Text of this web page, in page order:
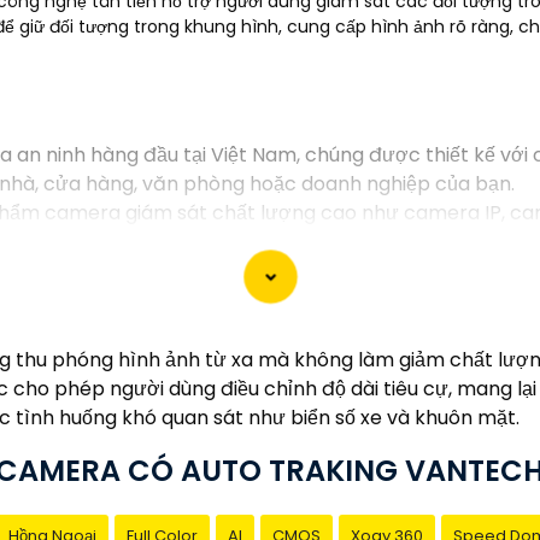
giữ đối tượng trong khung hình, cung cấp hình ảnh rõ ràng,
ninh hàng đầu tại Việt Nam, chúng được thiết kế với
cửa hàng, văn phòng hoặc doanh nghiệp của bạn.
camera giám sát chất lượng cao như camera IP,
dịch vụ tốt và hỗ trợ khách hàng chu đáo. Đội ngũ
với nhu cầu và ngân sách của bạn.
thu phóng hình ảnh từ xa mà không làm giảm chất
cho phép người dùng điều chỉnh độ dài tiêu cự, mang
huống khó quan sát như biển số xe và khuôn mặt.
CÓ AUTO TRAKING